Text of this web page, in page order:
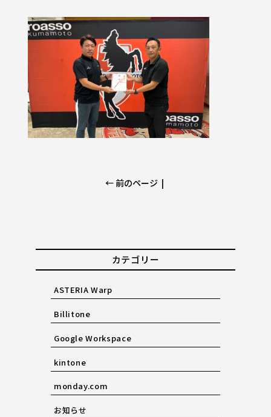
← 前のページ |
カテゴリー
ASTERIA Warp
Billitone
Google Workspace
kintone
monday.com
お知らせ